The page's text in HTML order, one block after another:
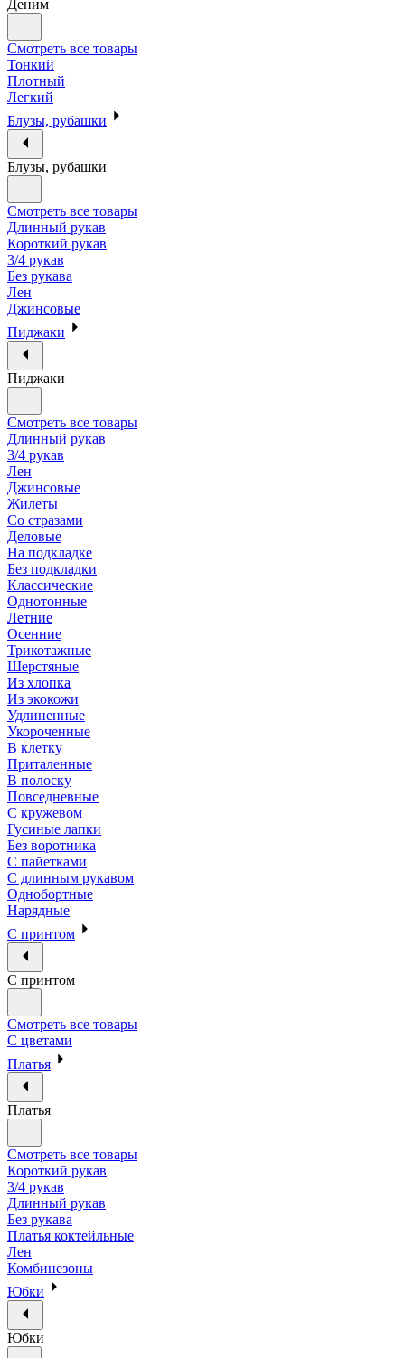
Деним
Смотреть все товары
Тонкий
Плотный
Легкий
Блузы, рубашки
Блузы, рубашки
Смотреть все товары
Длинный рукав
Короткий рукав
3/4 рукав
Без рукава
Лен
Джинсовые
Пиджаки
Пиджаки
Смотреть все товары
Длинный рукав
3/4 рукав
Лен
Джинсовые
Жилеты
Со стразами
Деловые
На подкладке
Без подкладки
Классические
Однотонные
Летние
Осенние
Трикотажные
Шерстяные
Из хлопка
Из экокожи
Удлиненные
Укороченные
В клетку
Приталенные
В полоску
Повседневные
С кружевом
Гусиные лапки
Без воротника
С пайетками
С длинным рукавом
Однобортные
Нарядные
С принтом
С принтом
Смотреть все товары
С цветами
Платья
Платья
Смотреть все товары
Короткий рукав
3/4 рукав
Длинный рукав
Без рукава
Платья коктейльные
Лен
Комбинезоны
Юбки
Юбки